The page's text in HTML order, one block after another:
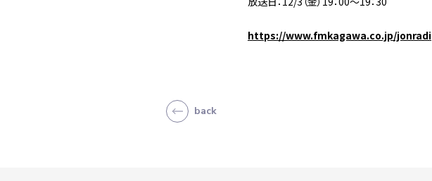
https://www.fmkagawa.co.jp/jonradi
back